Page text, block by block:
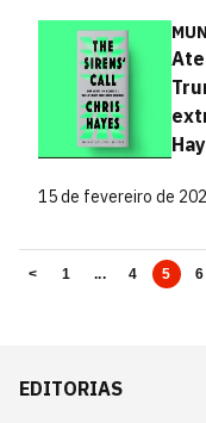
15 de fevereiro de
< 1 ... 4 5 6
EDITORIAS